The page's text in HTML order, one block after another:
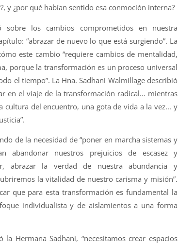
y ¿por qué habían sentido esa conmoción interna?
los cambios comprometidos en nuestra
“abrazar de nuevo lo que está surgiendo”. La
este cambio “requiere cambios de mentalidad,
porque la transformación es un proceso universal
el tiempo”. La Hna. Sadhani Walmillage describió
en el viaje de la transformación radical... mientras
cultura del encuentro, una gota de vida a la vez... y
de la necesidad de “poner en marcha sistemas y
abandonar nuestros prejuicios de escasez y
abrazar la verdad de nuestra abundancia y
la vitalidad de nuestro carisma y misión”.
que para esta transformación es fundamental la
individualista y de aislamientos a una forma
la Hermana Sadhani, “necesitamos crear espacios